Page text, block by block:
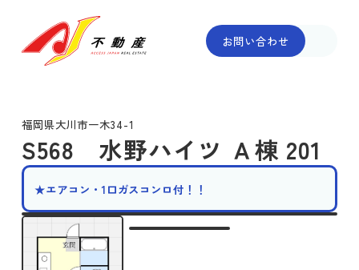
お問い合わせ
福岡県大川市一木34-1
S568 水野ハイツ Ａ棟 201
★エアコン・1口ガスコンロ付！！